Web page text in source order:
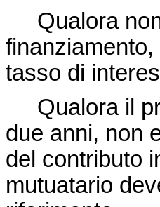
Qualora non
tasso di
Qualora il
due anni, non
del contributo
mutuatario